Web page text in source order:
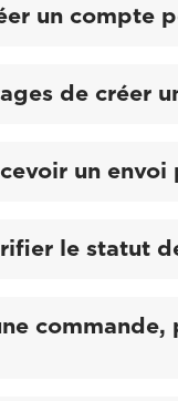
un compte
de créer
un
le statut